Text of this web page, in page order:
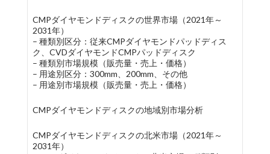
CMPダイヤモンドディスクの世界市場（2021年～
2031年）
– 種類別区分：従来CMPダイヤモンドパッドディス
ク、CVDダイヤモンドCMPパッドディスク
– 種類別市場規模（販売量・売上・価格）
– 用途別区分：300mm、200mm、その他
– 用途別市場規模（販売量・売上・価格）
CMPダイヤモンドディスクの地域別市場分析
CMPダイヤモンドディスクの北米市場（2021年～
2031年）